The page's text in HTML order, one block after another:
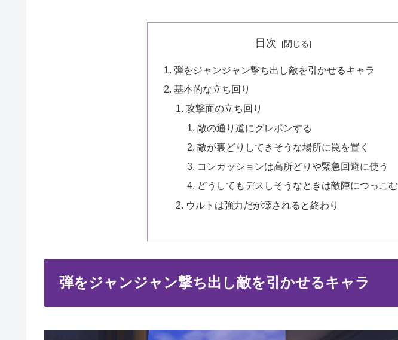
目次
弾をジャンジャン撃ち出し敵を引かせるキャラ
基本的な立ち回り
攻撃面の立ち回り
敵の通り道にグレポンする
敵が裏どりしてきそうな場所に罠を置く
コンカッションは高所どりや緊急回避に使う
どうしてもデスしそうなときは敵陣につっこむ
ウルトは強力だが壊されると終わり
弾をジャンジャン撃ち出し敵を引かせるキャラ